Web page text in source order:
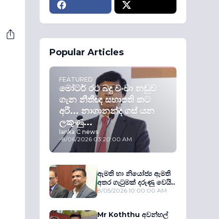
Popular Articles
FEATURED
මෝටර් රථ බදු වංචා නඩුව
ගැන නීතීඥ සභාපති කට
අරී... නාගානන්ද ගස් යන
ලකුණු...
lanka C news
-8/06/2026 03:20:00 AM
ඇමති හා නියෝජ්‍ය ඇමති
අතර ගැටුමක් දරුණු වෙයි..
8/05/2026 10:00:00 AM
Mr Koththu අවන්හල්